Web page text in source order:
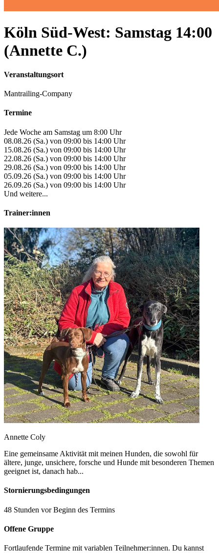
Köln Süd-West: Samstag 14:00
(Annette C.)
Veranstaltungsort
Mantrailing-Company
Termine
Jede Woche am Samstag um 8:00 Uhr
08.08.26 (Sa.) von 09:00 bis 14:00 Uhr
15.08.26 (Sa.) von 09:00 bis 14:00 Uhr
22.08.26 (Sa.) von 09:00 bis 14:00 Uhr
29.08.26 (Sa.) von 09:00 bis 14:00 Uhr
05.09.26 (Sa.) von 09:00 bis 14:00 Uhr
26.09.26 (Sa.) von 09:00 bis 14:00 Uhr
Und weitere...
Trainer:innen
Annette Coly
Eine gemeinsame Aktivität mit meinen Hunden, die sowohl für
ältere, junge, unsichere, forsche und Hunde mit besonderen Themen
geeignet ist, danach hab...
Stornierungsbedingungen
48 Stunden vor Beginn des Termins
Offene Gruppe
Fortlaufende Termine mit variablen Teilnehmer:innen. Du kannst